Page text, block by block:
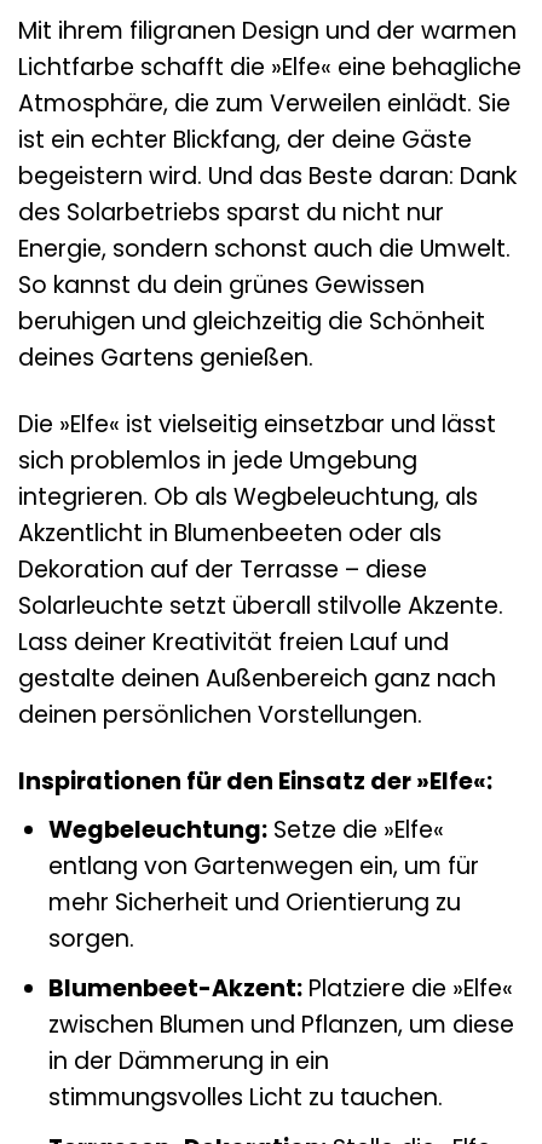
Mit ihrem filigranen Design und der warmen
Lichtfarbe schafft die »Elfe« eine behagliche
Atmosphäre, die zum Verweilen einlädt. Sie
ist ein echter Blickfang, der deine Gäste
begeistern wird. Und das Beste daran: Dank
des Solarbetriebs sparst du nicht nur
Energie, sondern schonst auch die Umwelt.
So kannst du dein grünes Gewissen
beruhigen und gleichzeitig die Schönheit
deines Gartens genießen.
Die »Elfe« ist vielseitig einsetzbar und lässt
sich problemlos in jede Umgebung
integrieren. Ob als Wegbeleuchtung, als
Akzentlicht in Blumenbeeten oder als
Dekoration auf der Terrasse – diese
Solarleuchte setzt überall stilvolle Akzente.
Lass deiner Kreativität freien Lauf und
gestalte deinen Außenbereich ganz nach
deinen persönlichen Vorstellungen.
Inspirationen für den Einsatz der »Elfe«:
Wegbeleuchtung:Setze die »Elfe«
entlang von Gartenwegen ein, um für
mehr Sicherheit und Orientierung zu
sorgen.
Blumenbeet-Akzent:Platziere die »Elfe«
zwischen Blumen und Pflanzen, um diese
in der Dämmerung in ein
stimmungsvolles Licht zu tauchen.